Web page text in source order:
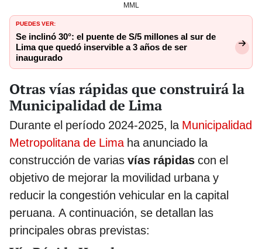
MML
PUEDES VER:
Se inclinó 30°: el puente de S/5 millones al sur de
Lima que quedó inservible a 3 años de ser
inaugurado
Otras vías rápidas que construirá la
Municipalidad de Lima
​Durante el período 2024-2025, la Municipalidad
Metropolitana de Lima ha anunciado la
construcción de varias vías rápidas con el
objetivo de mejorar la movilidad urbana y
reducir la congestión vehicular en la capital
peruana. A continuación, se detallan las
principales obras previstas:​